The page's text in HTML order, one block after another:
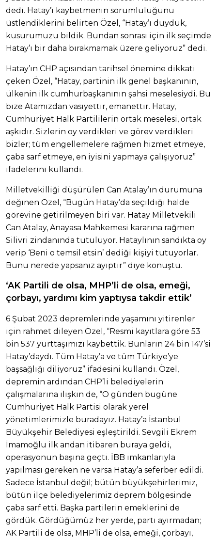
dedi. Hatay’ı kaybetmenin sorumluluğunu
üstlendiklerini belirten Özel, “Hatay’ı duyduk,
kusurumuzu bildik. Bundan sonrası için ilk seçimde
Hatay’ı bir daha bırakmamak üzere geliyoruz” dedi.
Hatay’ın CHP açısından tarihsel önemine dikkati
çeken Özel, “Hatay, partinin ilk genel başkanının,
ülkenin ilk cumhurbaşkanının şahsi meselesiydi. Bu
bize Atamızdan vasiyettir, emanettir. Hatay,
Cumhuriyet Halk Partililerin ortak meselesi, ortak
aşkıdır. Sizlerin oy verdikleri ve görev verdikleri
bizler; tüm engellemelere rağmen hizmet etmeye,
çaba sarf etmeye, en iyisini yapmaya çalışıyoruz”
ifadelerini kullandı.
Milletvekilliği düşürülen Can Atalay’ın durumuna
değinen Özel, “Bugün Hatay’da seçildiği halde
görevine getirilmeyen biri var. Hatay Milletvekili
Can Atalay, Anayasa Mahkemesi kararına rağmen
Silivri zindanında tutuluyor. Hataylının sandıkta oy
verip ‘Beni o temsil etsin’ dediği kişiyi tutuyorlar.
Bunu nerede yapsanız ayıptır” diye konuştu.
‘AK Partili de olsa, MHP’li de olsa, emeği,
çorbayı, yardımı kim yaptıysa takdir ettik’
6 Şubat 2023 depremlerinde yaşamını yitirenler
için rahmet dileyen Özel, “Resmi kayıtlara göre 53
bin 537 yurttaşımızı kaybettik. Bunların 24 bin 147’si
Hatay’daydı. Tüm Hatay’a ve tüm Türkiye’ye
başsağlığı diliyoruz” ifadesini kullandı. Özel,
depremin ardından CHP’li belediyelerin
çalışmalarına ilişkin de, “O günden bugüne
Cumhuriyet Halk Partisi olarak yerel
yönetimlerimizle buradayız. Hatay’a İstanbul
Büyükşehir Belediyesi eşleştirildi. Sevgili Ekrem
İmamoğlu ilk andan itibaren buraya geldi,
operasyonun başına geçti. İBB imkanlarıyla
yapılması gereken ne varsa Hatay’a seferber edildi.
Sadece İstanbul değil; bütün büyükşehirlerimiz,
bütün ilçe belediyelerimiz deprem bölgesinde
çaba sarf etti. Başka partilerin emeklerini de
gördük. Gördüğümüz her yerde, parti ayırmadan;
AK Partili de olsa, MHP’li de olsa, emeği, çorbayı,